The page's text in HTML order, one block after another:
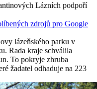
Lázních podpoří
zdrojů pro Google
lázeňského parku v
Rada kraje schválila
To pokryje zhruba
žadatel odhaduje na 223